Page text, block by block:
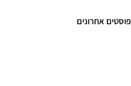
פוסטים אחרונים